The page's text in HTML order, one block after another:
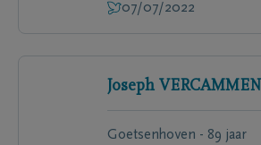
07/07/2022
Joseph VERCAMMEN
Goetsenhoven - 89 jaar